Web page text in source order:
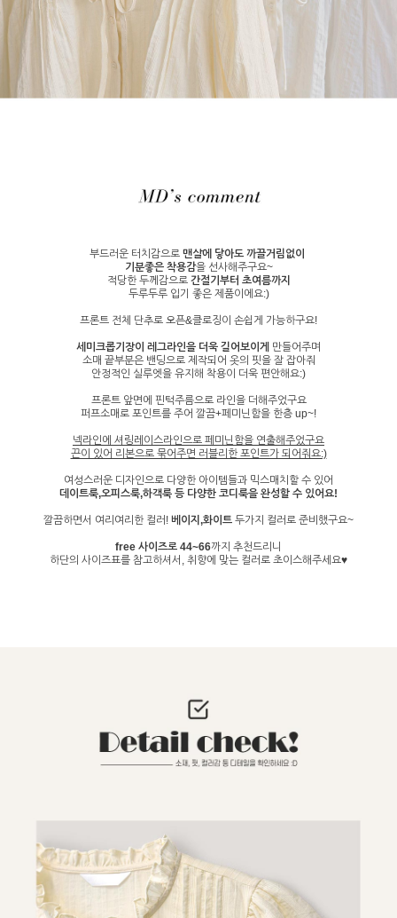
부드러운 터치감으로 맨살에 닿아도 까끌거림없이
기분좋은 착용감을 선사해주구요~
적당한 두께감으로 간절기부터 초여름까지
두루두루 입기 좋은 제품이에요:)
프론트 전체 단추로 오픈&클로징이 손쉽게 가능하구요!
세미크롭기장이 레그라인을 더욱 길어보이게 만들어주며
소매 끝부분은 밴딩으로 제작되어 옷의 핏을 잘 잡아줘
안정적인 실루엣을 유지해 착용이 더욱 편안해요:)
프론트 앞면에 핀턱주름으로 라인을 더해주었구요
퍼프소매로 포인트를 주어 깔끔+페미닌함을 한층 up~!
넥라인에 셔링레이스라인으로 페미닌함을 연출해주었구요
끈이 있어 리본으로 묶어주면 러블리한 포인트가 되어줘요:)
여성스러운 디자인으로 다양한 아이템들과 믹스매치할 수 있어
데이트룩,오피스룩,하객룩 등 다양한 코디룩을 완성할 수 있어요!
깔끔하면서 여리여리한 컬러! 베이지,화이트 두가지 컬러로 준비했구요~
free 사이즈로 44~66까지 추천드리니
하단의 사이즈표를 참고하셔서, 취향에 맞는 컬러로 초이스해주세요♥